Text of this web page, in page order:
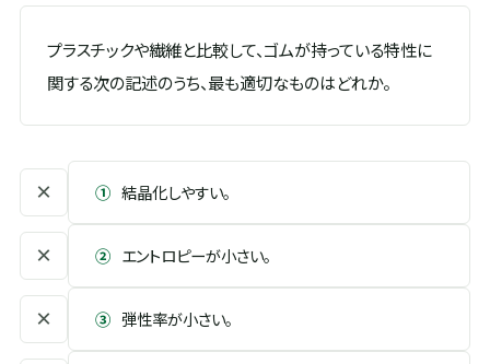
プラスチックや繊維と比較して、ゴムが持っている特性に
関する次の記述のうち、最も適切なものはどれか。
× ① 結晶化しやすい。
× ② エントロピーが小さい。
× ③ 弾性率が小さい。